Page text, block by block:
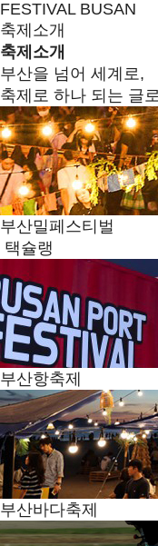
FESTIVAL BUSAN
축제소개
축제소개
부산을 넘어 세계로,
축제로 하나 되는 글
부산밀페스티벌
택슐랭
부산항축제
부산바다축제